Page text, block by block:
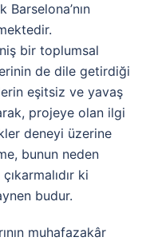
bir toplumsal
de dile getirdiği
eşitsiz ve yavaş
projeye olan ilgi
deneyi üzerine
bunun neden
ki
budur.
muhafazakâr